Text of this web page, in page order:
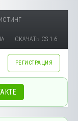
СКАЧАТЬ CS 1.6
РЕГИСТРАЦИЯ